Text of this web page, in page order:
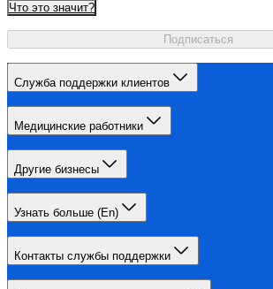
Что это значит?
Подписаться
Служба поддержки клиентов
Медицинские работники
Другие бизнесы
Узнать больше (En)
Контакты службы поддержки